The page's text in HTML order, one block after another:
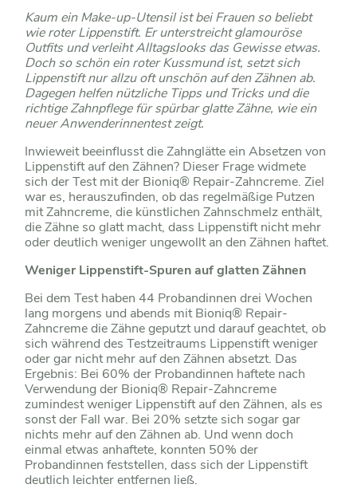
Kaum ein Make-up-Utensil ist bei Frauen so beliebt
wie roter Lippenstift. Er unterstreicht glamouröse
Outfits und verleiht Alltagslooks das Gewisse etwas.
Doch so schön ein roter Kussmund ist, setzt sich
Lippenstift nur allzu oft unschön auf den Zähnen ab.
Dagegen helfen nützliche Tipps und Tricks und die
richtige Zahnpflege für spürbar glatte Zähne, wie ein
neuer Anwenderinnentest zeigt.
Inwieweit beeinflusst die Zahnglätte ein Absetzen von
Lippenstift auf den Zähnen? Dieser Frage widmete
sich der Test mit der Bioniq® Repair-Zahncreme. Ziel
war es, herauszufinden, ob das regelmäßige Putzen
mit Zahncreme, die künstlichen Zahnschmelz enthält,
die Zähne so glatt macht, dass Lippenstift nicht mehr
oder deutlich weniger ungewollt an den Zähnen haftet.
Weniger Lippenstift-Spuren auf glatten Zähnen
Bei dem Test haben 44 Probandinnen drei Wochen
lang morgens und abends mit Bioniq® Repair-
Zahncreme die Zähne geputzt und darauf geachtet, ob
sich während des Testzeitraums Lippenstift weniger
oder gar nicht mehr auf den Zähnen absetzt. Das
Ergebnis: Bei 60% der Probandinnen haftete nach
Verwendung der Bioniq® Repair-Zahncreme
zumindest weniger Lippenstift auf den Zähnen, als es
sonst der Fall war. Bei 20% setzte sich sogar gar
nichts mehr auf den Zähnen ab. Und wenn doch
einmal etwas anhaftete, konnten 50% der
Probandinnen feststellen, dass sich der Lippenstift
deutlich leichter entfernen ließ.